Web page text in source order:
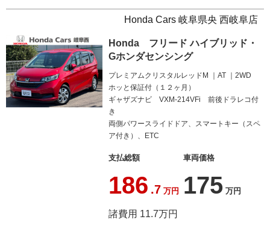
Honda Cars 岐阜県央 西岐阜店
Honda フリード ハイブリッド・
Gホンダセンシング
プレミアムクリスタルレッドM AT
2WD
ホッと保証付（１２ヶ月）
ギャザズナビ VXM-214VFi 前後ドラレコ付
き
両側パワースライドドア、スマートキー（スペ
ア付き）、ETC
支払総額
186 .7 万円
車両価格
175 万円
諸費用 11.7万円